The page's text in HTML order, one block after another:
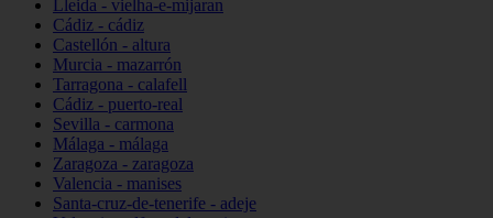
Lleida - vielha-e-mijaran
Cádiz - cádiz
Castellón - altura
Murcia - mazarrón
Tarragona - calafell
Cádiz - puerto-real
Sevilla - carmona
Málaga - málaga
Zaragoza - zaragoza
Valencia - manises
Santa-cruz-de-tenerife - adeje